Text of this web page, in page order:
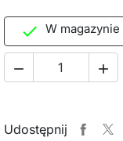
 W magazynie
 
Udostępnij